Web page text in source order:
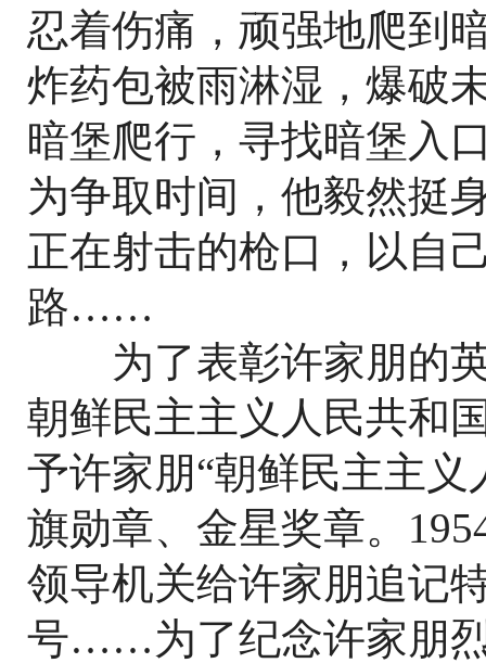
忍着伤痛，顽强地爬到
炸药包被雨淋湿，爆破
暗堡爬行，寻找暗堡入
为争取时间，他毅然挺
正在射击的枪口，以自
路……
为了表彰许家朋的英
朝鲜民主主义人民共和
予许家朋“朝鲜民主主
旗勋章、金星奖章。
领导机关给许家朋追记
号……为了纪念许家朋